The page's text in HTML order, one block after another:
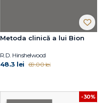
Metoda clinică a lui Bion
R.D. Hinshelwood
48.3 lei 69.00 lei
-30%